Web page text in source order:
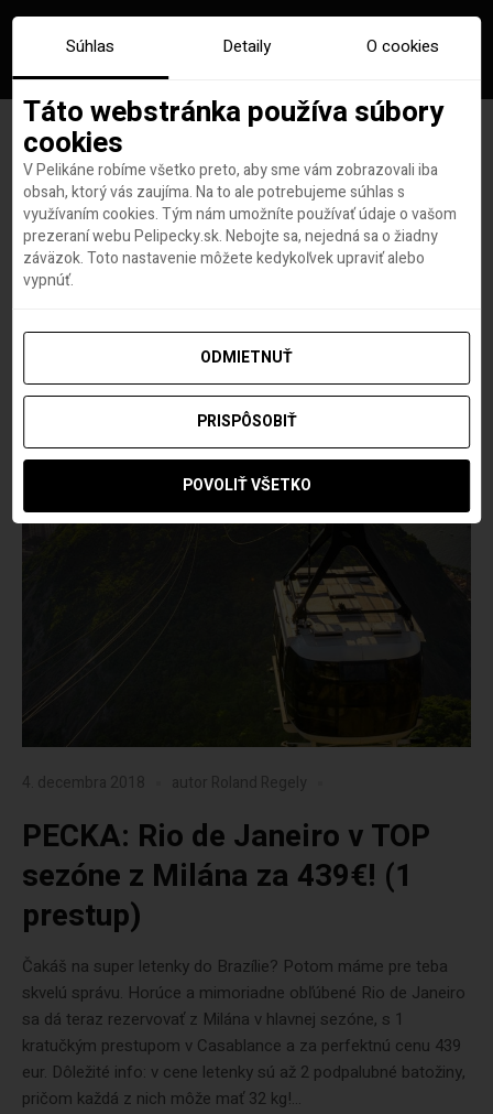
Značka:klm
4. decembra 2018 autor Roland Regely
PECKA: Rio de Janeiro v TOP
sezóne z Milána za 439€! (1
prestup)
Čakáš na super letenky do Brazílie? Potom máme pre teba
skvelú správu. Horúce a mimoriadne obľúbené Rio de Janeiro
sa dá teraz rezervovať z Milána v hlavnej sezóne, s 1
kratučkým prestupom v Casablance a za perfektnú cenu 439
eur. Dôležité info: v cene letenky sú až 2 podpalubné batožiny,
pričom každá z nich môže mať 32 kg!...
Súhlas Detaily O cookies
Táto webstránka používa súbory
cookies
V Pelikáne robíme všetko preto, aby sme vám zobrazovali iba
obsah, ktorý vás zaujíma. Na to ale potrebujeme súhlas s
využívaním cookies. Tým nám umožníte používať údaje o vašom
prezeraní webu Pelipecky.sk. Nebojte sa, nejedná sa o žiadny
záväzok. Toto nastavenie môžete kedykoľvek upraviť alebo
vypnúť.
ODMIETNUŤ
PRISPÔSOBIŤ
POVOLIŤ VŠETKO